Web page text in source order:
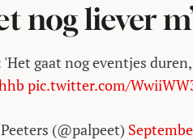
nog liever
'Het gaat nog eventjes
pic.twitter.com/
(@palpeet)